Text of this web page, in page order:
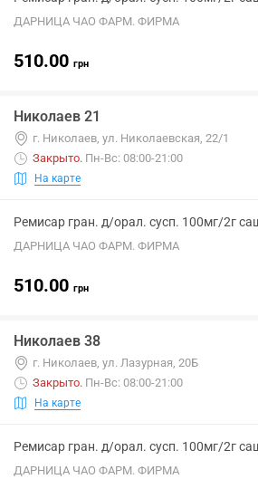
ДАРНИЦА ЧАО ФАРМ. ФИРМА
510.00 грн
Николаев 21
г. Николаев, ул. Николаевская, 22/1
Закрыто. Пн-Вс: 08:00-21:00
На карте
Ремисар гран. д/орал. сусп. 100мг/2г
ДАРНИЦА ЧАО ФАРМ. ФИРМА
510.00 грн
Николаев 38
г. Николаев, ул. Лазурная, 20Б
Закрыто. Пн-Вс: 08:00-21:00
На карте
Ремисар гран. д/орал. сусп. 100мг/2г
ДАРНИЦА ЧАО ФАРМ. ФИРМА